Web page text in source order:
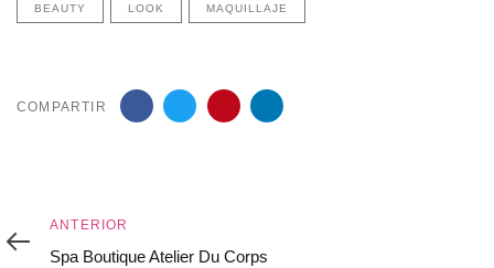
BEAUTY LOOK MAQUILLAJE
COMPARTIR
Anterior
ANTERIOR
Spa Boutique Atelier Du Corps